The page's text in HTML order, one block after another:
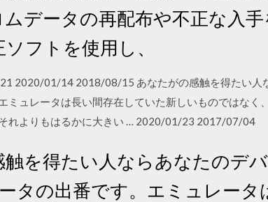
データの再配布や不正な入
フトを使用し、
2020/01/14 2018/08/15 あなたがの感触を得たい人
ミュレータは長い間存在していた新しいものではなく
れよりもはるかに大きい … 2020/01/23 2017/07/04
を得たい人ならあなたのデ
タの出番です。エミュレー